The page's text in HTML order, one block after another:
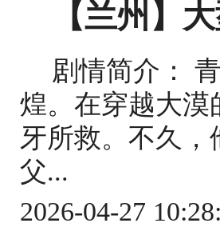
【兰州】
剧情简介：
煌。在穿越大漠
牙所救。不久
父...
2026-04-27